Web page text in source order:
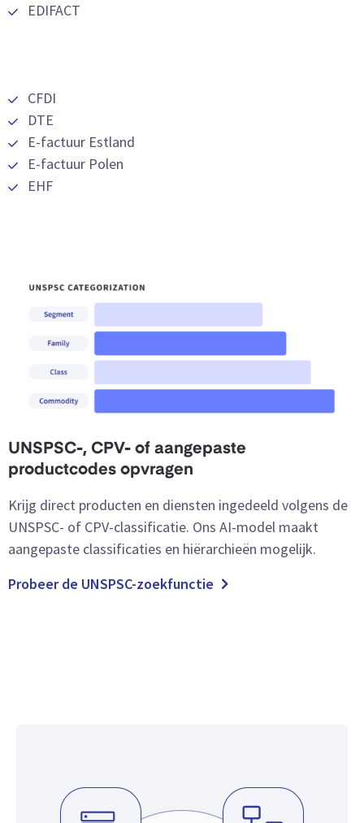
EDIFACT
CFDI
DTE
E-factuur Estland
E-factuur Polen
EHF
UNSPSC-, CPV- of aangepaste
productcodes opvragen
Krijg direct producten en diensten ingedeeld volgens de
UNSPSC- of CPV-classificatie. Ons AI-model maakt
aangepaste classificaties en hiërarchieën mogelijk.
Probeer de UNSPSC-zoekfunctie